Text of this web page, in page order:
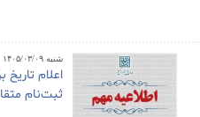
شنبه ۱۴۰۵/۰۳/۰۹
ثبت‌نام